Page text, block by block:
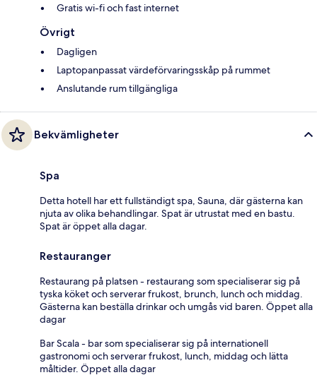
Gratis wi-fi och fast internet
Övrigt
Dagligen
Laptopanpassat värdeförvaringsskåp på rummet
Anslutande rum tillgängliga
Bekvämligheter
Spa
Detta hotell har ett fullständigt spa, Sauna, där gästerna kan
njuta av olika behandlingar. Spat är utrustat med en bastu.
Spat är öppet alla dagar.
Restauranger
Restaurang på platsen - restaurang som specialiserar sig på
tyska köket och serverar frukost, brunch, lunch och middag.
Gästerna kan beställa drinkar och umgås vid baren. Öppet alla
dagar
Bar Scala - bar som specialiserar sig på internationell
gastronomi och serverar frukost, lunch, middag och lätta
måltider. Öppet alla dagar